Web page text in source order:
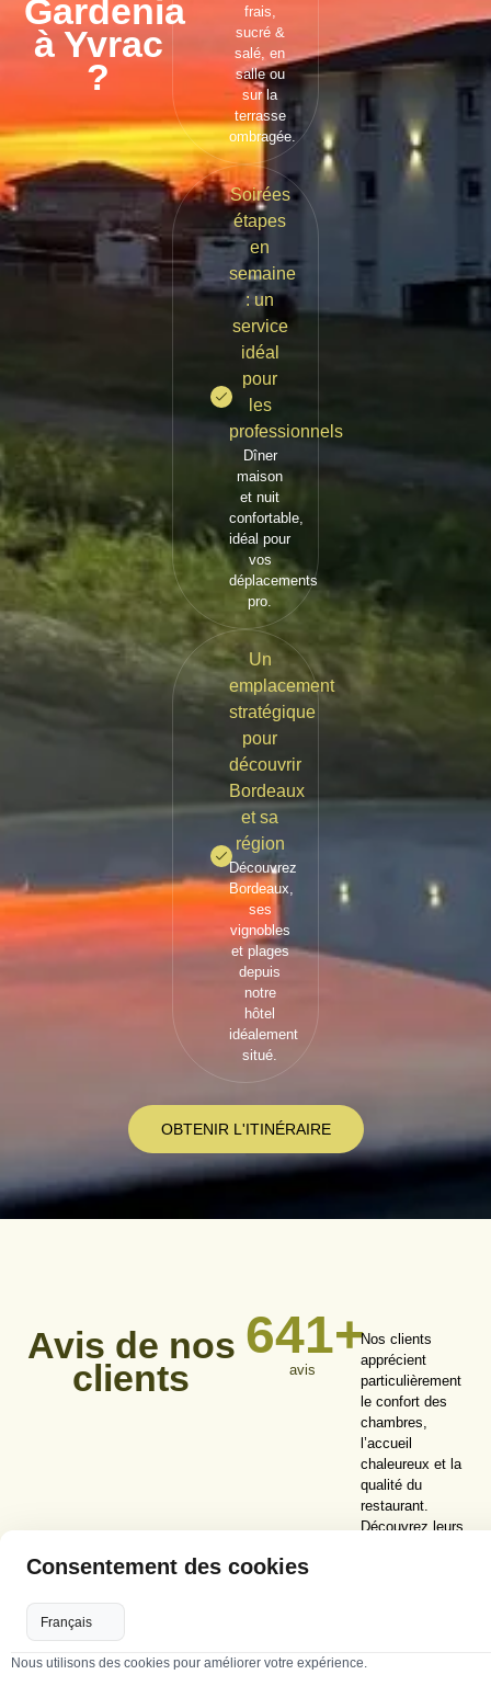
Gardenia
à Yvrac
?
frais,
sucré &
salé, en
salle ou
sur la
terrasse
ombragée.
Soirées
étapes
en
semaine
: un
service
idéal
pour
les
professionnels
Dîner
maison
et nuit
confortable,
idéal pour
vos
déplacements
pro.
Un
emplacement
stratégique
pour
découvrir
Bordeaux
et sa
région
Découvrez
Bordeaux,
ses
vignobles
et plages
depuis
notre
hôtel
idéalement
situé.
OBTENIR L'ITINÉRAIRE
Avis de nos
clients avis
641+Nos clients
apprécient
particulièrement
le confort des
chambres,
l’accueil
chaleureux et la
qualité du
restaurant.
Découvrez leurs
RÉSERVER MAINTENANT
Consentement des cookies
Nous utilisons des cookies pour améliorer votre expérience.